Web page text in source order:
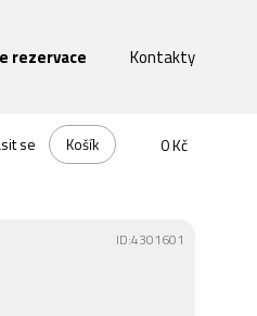
rezervace Kontakty
0 Kč
Košík
se
ID:4301601